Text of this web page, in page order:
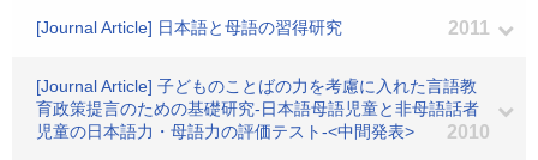
[Journal Article] 日本語と母語の習得研究 2011
[Journal Article] 子どものことばの力を考慮に入れた言語教
育政策提言のための基礎研究-日本語母語児童と非母語話者
児童の日本語力・母語力の評価テスト-<中間発表>
2010